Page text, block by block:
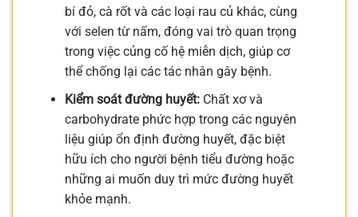
bí đỏ, cà rốt và các loại rau củ khác, cùng
với selen từ nấm, đóng vai trò quan trọng
trong việc củng cố hệ miễn dịch, giúp cơ
thể chống lại các tác nhân gây bệnh.
Kiểm soát đường huyết:Chất xơ và
carbohydrate phức hợp trong các nguyên
liệu giúp ổn định đường huyết, đặc biệt
hữu ích cho người bệnh tiểu đường hoặc
những ai muốn duy trì mức đường huyết
khỏe mạnh.